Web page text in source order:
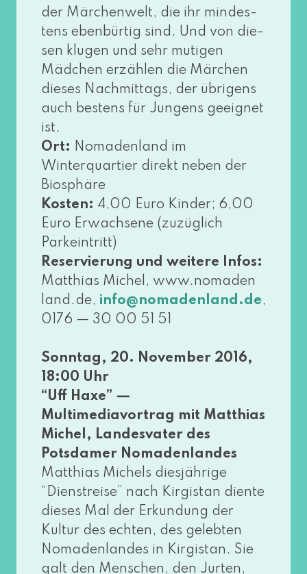
der Märchenwelt, die ihr min­des­
tens eben­bür­tig sind. Und von die­
sen klu­gen und sehr muti­gen
Mädchen erzäh­len die Märchen
die­ses Nachmittags, der übri­gens
auch bes­tens für Jungens geeig­net
ist.
Ort: Nomadenland im
Winterquartier direkt neben der
Biosphäre
Kosten: 4,00 Euro Kinder; 6,00
Euro Erwachsene (zuzüg­lich
Parkeintritt)
Reservierung und wei­te­re Infos:
Matthias Michel, www​.noma​den​
land​.de, info@​nomadenland.​de,
0176 — 30 00 51 51
Sonntag, 20. November 2016,
18:00 Uhr
“Uff Haxe” —
Multimediavortrag mit Matthias
Michel, Landesvater des
Potsdamer Nomadenlandes
Matthias Michels dies­jäh­ri­ge
“Dienstreise” nach Kirgistan dien­te
die­ses Mal der Erkundung der
Kultur des ech­ten, des geleb­ten
Nomadenlandes in Kirgistan. Sie
galt den Menschen, den Jurten,